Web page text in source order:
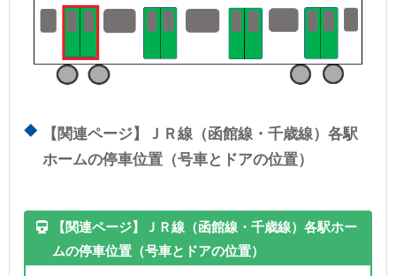
【関連ページ】ＪＲ線（函館線・千歳線）各駅
ホームの停車位置（号車とドアの位置）
【関連ページ】ＪＲ線（函館線・千歳線）各駅ホー
ムの停車位置（号車とドアの位置）